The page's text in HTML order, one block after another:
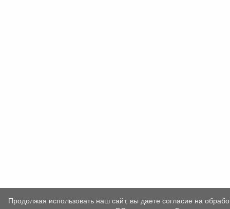
Продолжая использовать наш сайт, вы даете согласие на